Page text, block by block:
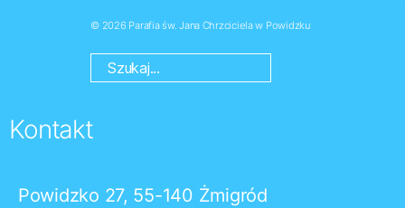
© 2026 Parafia św. Jana Chrzciciela w Powidzku
Kontakt
Powidzko 27, 55-140 Żmigród